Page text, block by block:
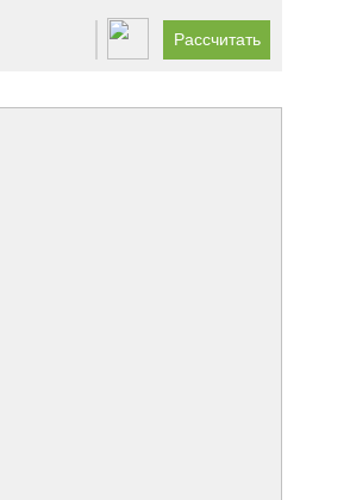
Рассчитать